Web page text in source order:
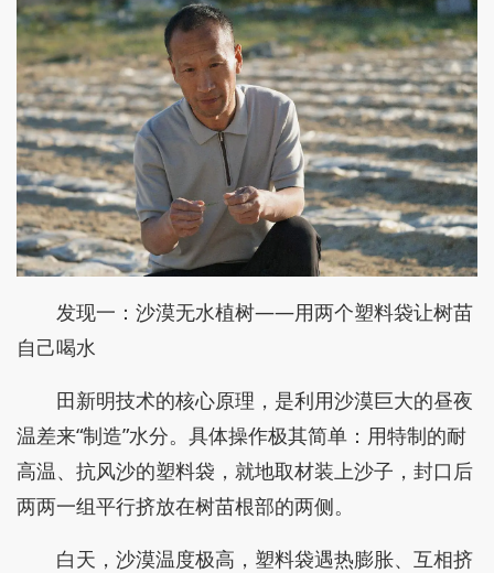
发现一：沙漠无水植树——用两个塑料袋让树苗
自己喝水
田新明技术的核心原理，是利用沙漠巨大的昼夜
温差来“制造”水分。具体操作极其简单：用特制的耐
高温、抗风沙的塑料袋，就地取材装上沙子，封口后
两两一组平行挤放在树苗根部的两侧。
白天，沙漠温度极高，塑料袋遇热膨胀、互相挤